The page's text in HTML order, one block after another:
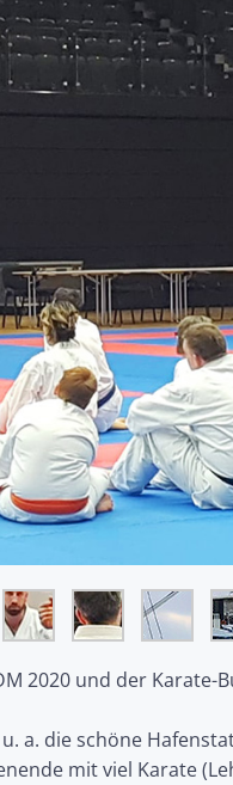
2020 und der
a. die schöne
mit viel Karate